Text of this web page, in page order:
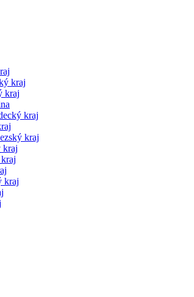
kraj
kraj
kraj
kraj
kraj
kraj